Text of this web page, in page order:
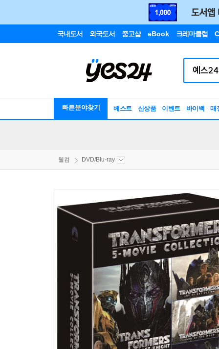
국내도서 외국도서 중고샵 eBook 크레마클럽
빠른분야찾기 베스트 신상품 이벤트 바이백 매
웰컴 DVD/Blu-ray